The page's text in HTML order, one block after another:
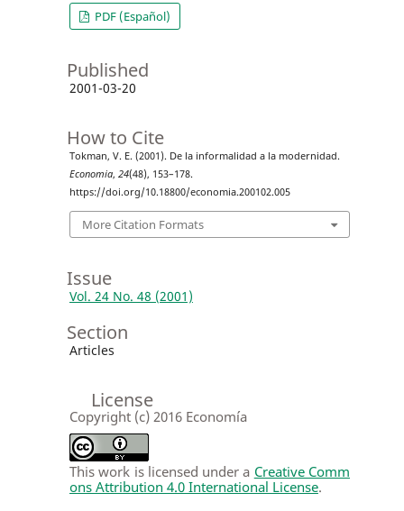
PDF (Español)
Published
2001-03-20
How to Cite
Tokman, V. E. (2001). De la informalidad a la modernidad.
Economia, 24(48), 153–178.
https://doi.org/10.18800/economia.200102.005
More Citation Formats
Issue
Vol. 24 No. 48 (2001)
Section
Articles
License
Copyright (c) 2016 Economía
This work is licensed under a Creative Comm
ons Attribution 4.0 International License.